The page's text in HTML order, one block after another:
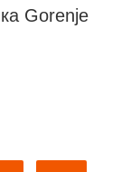
Gorenje